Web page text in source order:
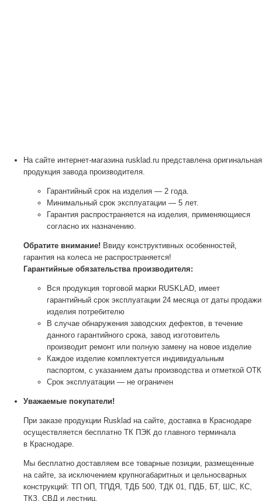
На сайте интернет-магазина rusklad.ru представлена оригинальная
продукция завода производителя.
Гарантийный срок на изделия — 2 года.
Минимальный срок эксплуатации — 5 лет.
Гарантия распространяется на изделия, применяющиеся
согласно их назначению.
Обратите внимание! Ввиду конструктивных особенностей,
гарантия на колеса не распространяется!
Гарантийные обязательства производителя:
Вся продукция торговой марки RUSKLAD, имеет
гарантийный срок эксплуатации 24 месяца от даты продажи
изделия потребителю
В случае обнаружения заводских дефектов, в течение
данного гарантийного срока, завод изготовитель
производит ремонт или полную замену на новое изделие
Каждое изделие комплектуется индивидуальным
паспортом, с указанием даты производства и отметкой ОТК
Срок эксплуатации — не ограничен
Уважаемые покупатели!
При заказе продукции Rusklad на сайте, доставка в Краснодаре
осуществляется бесплатно ТК ПЭК до главного терминала
в Краснодаре.
Мы бесплатно доставляем все товарные позиции, размещенные
на сайте, за исключением крупногабаритных и цельносварных
конструкций: ТП ОП, ТПДЯ, ТДБ 500, ТДК 01, ПДБ, БТ, ШС, КС,
ТКЗ, СВД и лестниц.